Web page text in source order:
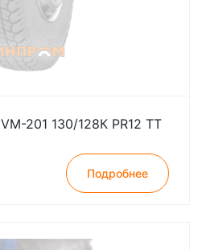
201 130/128К PR12 TT
Подробнее